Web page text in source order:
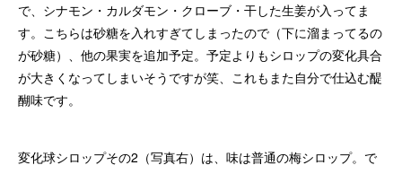
で、シナモン・カルダモン・クローブ・干した生姜が入ってま
す。こちらは砂糖を入れすぎてしまったので（下に溜まってるの
が砂糖）、他の果実を追加予定。予定よりもシロップの変化具合
が大きくなってしまいそうですが笑、これもまた自分で仕込む醍
醐味です。
変化球シロップその2（写真右）は、味は普通の梅シロップ。で